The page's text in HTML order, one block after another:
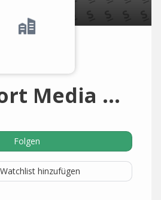
SMB Sport Media Berlin
Folgen
hinzufügen